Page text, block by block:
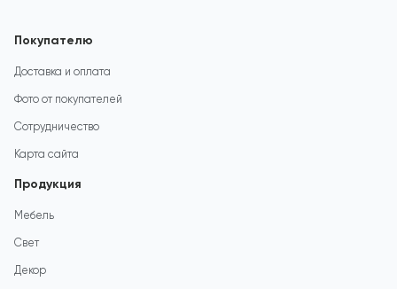
Покупателю
Доставка и оплата
Фото от покупателей
Сотрудничество
Карта сайта
Продукция
Мебель
Свет
Декор